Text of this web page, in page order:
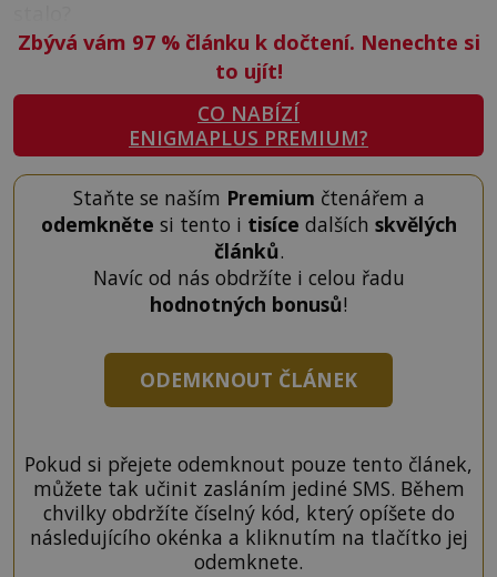
Zbývá vám 97 %článku k dočtení. Nenechte si
to ujít!
CO NABÍZÍ
ENIGMAPLUS PREMIUM?
Staňte se naším Premium čtenářem a
odemkněte si tento i tisíce dalších skvělých
článků.
Navíc od nás obdržíte i celou řadu
hodnotných bonusů!
ODEMKNOUT ČLÁNEK
Pokud si přejete odemknout pouze tento článek,
můžete tak učinit zasláním jediné SMS. Během
chvilky obdržíte číselný kód, který opíšete do
následujícího okénka a kliknutím na tlačítko jej
odemknete.